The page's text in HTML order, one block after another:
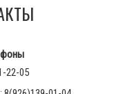
22-05